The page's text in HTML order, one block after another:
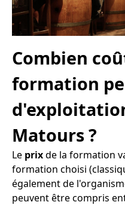
Combien
formation
Matours ?
Le prixde la formation
formation choisi
également de
peuvent être compris